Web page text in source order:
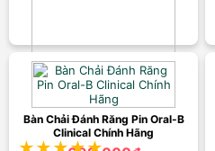
Bàn chải điện cho bé Healthy
Baby Chữ U silicon Hot
450.000₫
900.000₫
Đã Bán: 56
Bàn Chải Đánh Răng Pin Oral-B
Clinical Chính Hãng